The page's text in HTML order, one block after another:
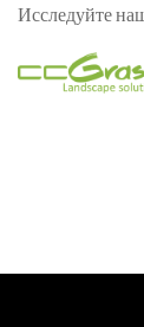
Исследуйте